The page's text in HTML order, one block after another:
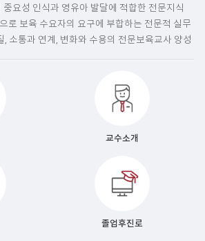
요성 인식과 영유아 발달에 적합한 전문지식
로 보육 수요자의 요구에 부합하는 전문적 실무
, 소통과 연계, 변화와 수용의 전문보육교사 양성
교수소개
졸업후진로